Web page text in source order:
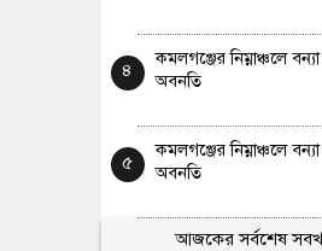
৪
কমলগঞ্জের নিম্নাঞ্চলে বন্যা
অবনতি
৫
কমলগঞ্জের নিম্নাঞ্চলে বন্যা
অবনতি
আজকের সর্বশেষ